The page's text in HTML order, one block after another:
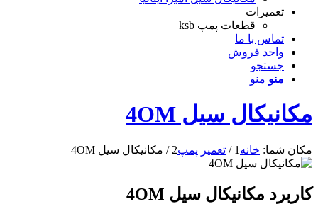
تعمیرات
قطعات پمپ ksb
تماس با ما
واحد فروش
جستجو
منو منو
مکانیکال سیل 4OM
مکان شما: خانه 1
/ تعمیر پمپ2
/ مکانیکال سیل 4OM
کاربرد مکانیکال سیل 4OM